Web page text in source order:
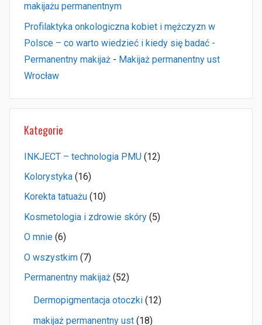
makijażu permanentnym
Profilaktyka onkologiczna kobiet i mężczyzn w
Polsce – co warto wiedzieć i kiedy się badać -
Permanentny makijaż - Makijaż permanentny ust
Wrocław
Kategorie
INKJECT – technologia PMU (12)
Kolorystyka (16)
Korekta tatuażu (10)
Kosmetologia i zdrowie skóry (5)
O mnie (6)
O wszystkim (7)
Permanentny makijaż (52)
Dermopigmentacja otoczki (12)
makijaż permanentny ust (18)